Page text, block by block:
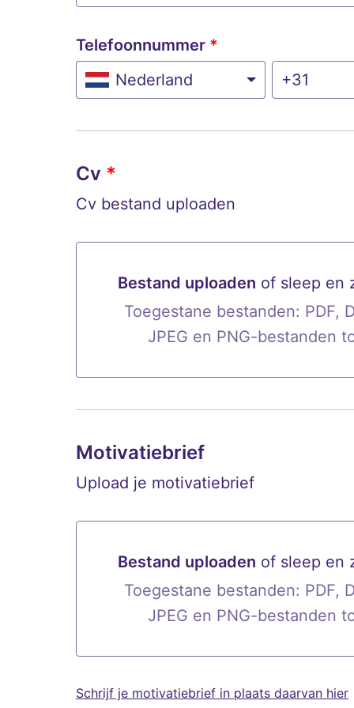
Telefoonnummer *
Nederland
Cv *
Cv bestand uploaden
Bestand uploaden of sleep en
Bestand uploaden of sleep en
Toegestane bestanden: PDF,
JPEG en PNG-bestanden
Motivatiebrief
Upload je motivatiebrief
Bestand uploaden of sleep en
Bestand uploaden of sleep en
Toegestane bestanden: PDF,
JPEG en PNG-bestanden
Schrijf je motivatiebrief in plaats daarvan hier